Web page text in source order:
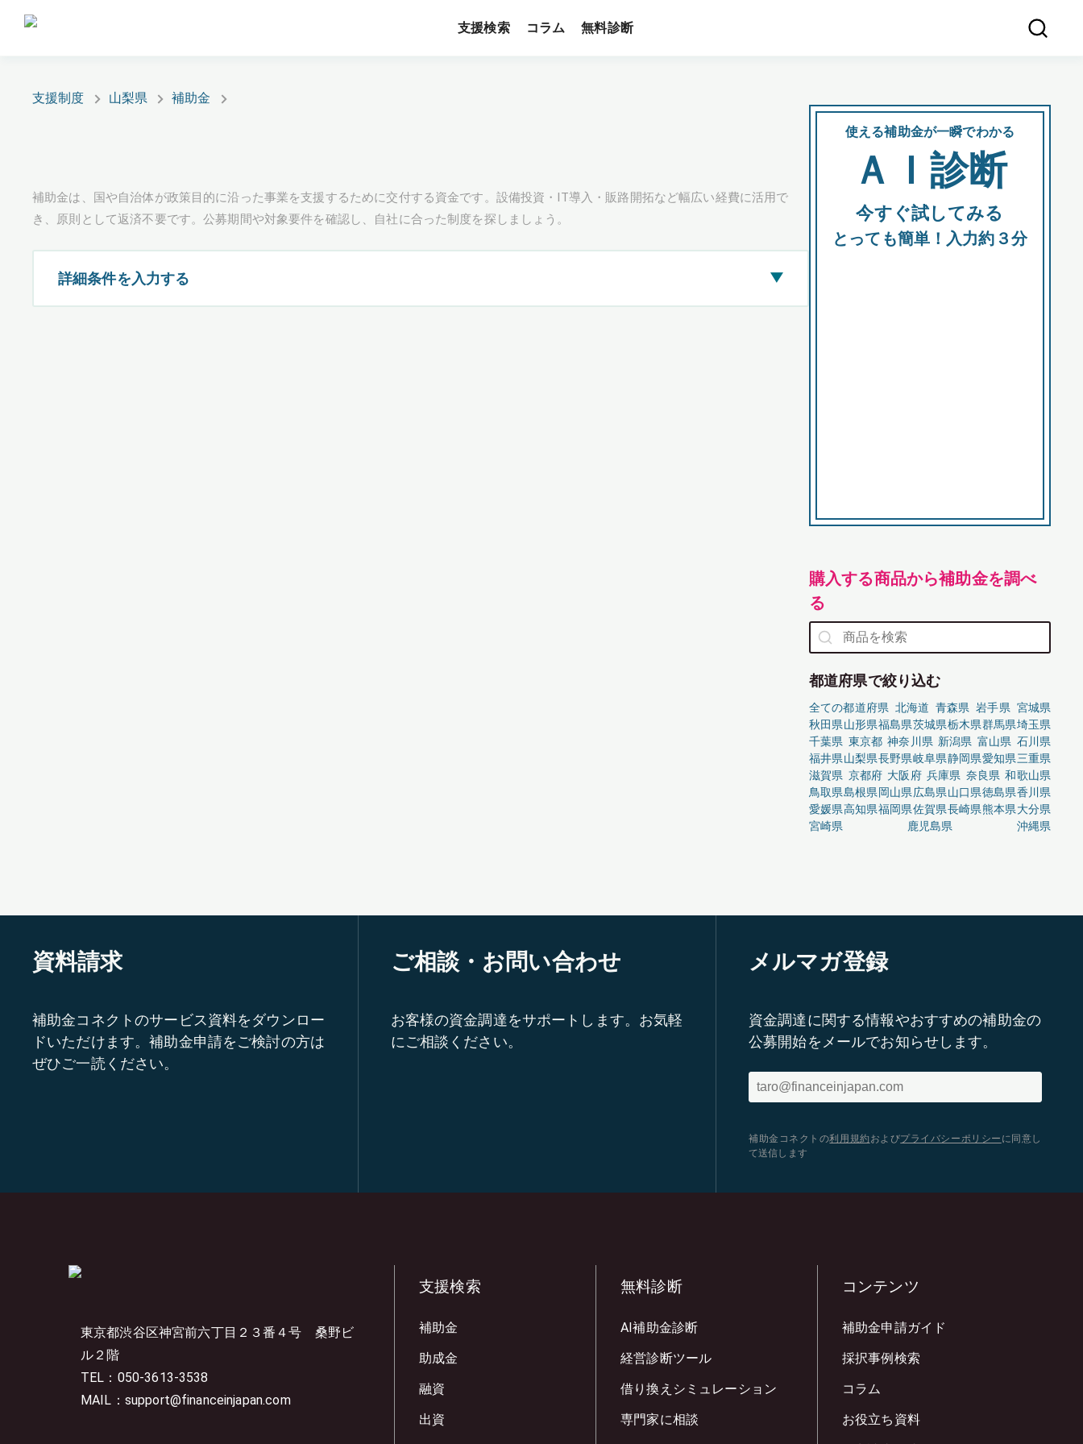
支援検索 コラム 無料診断
支援制度 山梨県 補助金
補助金は、国や自治体が政策目的に沿った事業を支援するために交付する資金です。設備投資・IT導入・販路開拓など幅広い経費に活用で
き、原則として返済不要です。公募期間や対象要件を確認し、自社に合った制度を探しましょう。
詳細条件を入力する ▶
使える補助金が一瞬でわかる
ＡＩ診断
今すぐ試してみる
とっても簡単！入力約３分
購入する商品から補助金を調べ
る
都道府県で絞り込む
全ての都道府県 北海道 青森県 岩手県 宮城県
秋田県山形県福島県茨城県栃木県群馬県埼玉県
千葉県 東京都 神奈川県 新潟県 富山県 石川県
福井県山梨県長野県岐阜県静岡県愛知県三重県
滋賀県 京都府 大阪府 兵庫県 奈良県 和歌山県
鳥取県島根県岡山県広島県山口県徳島県香川県
愛媛県高知県福岡県佐賀県長崎県熊本県大分県
宮崎県
鹿児島県 沖縄県
資料請求
補助金コネクトのサービス資料をダウンロー
ドいただけます。補助金申請をご検討の方は
ぜひご一読ください。
ご相談・お問い合わせ
お客様の資金調達をサポートします。お気軽
にご相談ください。
メルマガ登録
資金調達に関する情報やおすすめの補助金の
公募開始をメールでお知らせします。
補助金コネクトの利用規約 およびプライバシーポリシー に同意し
て送信します
東京都渋谷区神宮前六丁目２３番４号 桑野ビ
ル２階
TEL：050-3613-3538
MAIL：support@financeinjapan.com
支援検索
補助金
助成金
融資
出資
無料診断
AI補助金診断
経営診断ツール
借り換えシミュレーション
専門家に相談
コンテンツ
補助金申請ガイド
採択事例検索
コラム
お役立ち資料